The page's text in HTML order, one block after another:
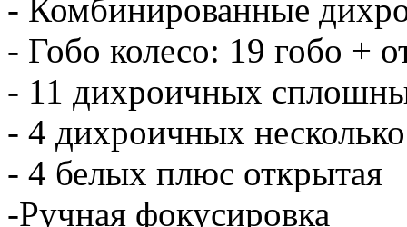
- Комбинированные
- Гобо колесо: 19 гобо +
- 11 дихроичных
- 4 дихроичных
- 4 белых плюс открытая
-Ручная фокусировка